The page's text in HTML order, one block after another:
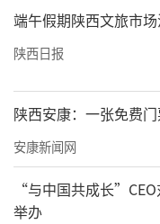
的作风保障业主
高效推进，为陕
端午假期陕西文旅市
陕西日报
陕西安康：一张免费
安康新闻网
“与中国共成长
举办